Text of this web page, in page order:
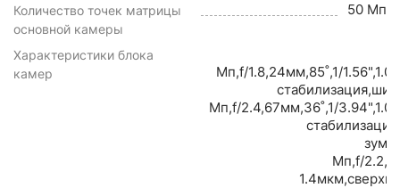
Количество точек матрицы
основной камеры
50 Мп
Характеристики блока
камер
Мп,f/1.8,24мм,85˚,1/
Мп,f/2.4,67мм,36˚,1/
Мп,f/